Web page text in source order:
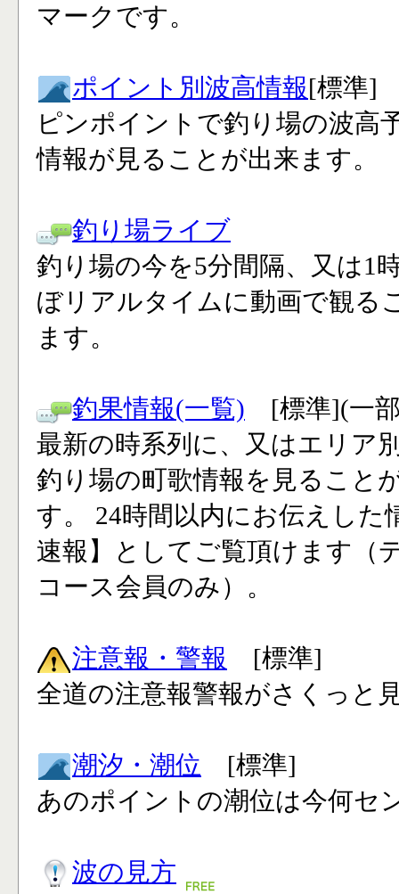
マークです。
ポイント別波高情報[標準]
ピンポイントで釣り場の波高
情報が見ることが出来ます。
釣り場ライブ
釣り場の今を5分間隔、又は1
ぼリアルタイムに動画で観る
ます。
釣果情報(一覧) [標準](一
最新の時系列に、又はエリア
釣り場の町歌情報を見ること
す。 24時間以内にお伝えした
速報】としてご覧頂けます（
コース会員のみ）。
注意報・警報 [標準]
全道の注意報警報がさくっと
潮汐・潮位 [標準]
あのポイントの潮位は今何セ
波の見方